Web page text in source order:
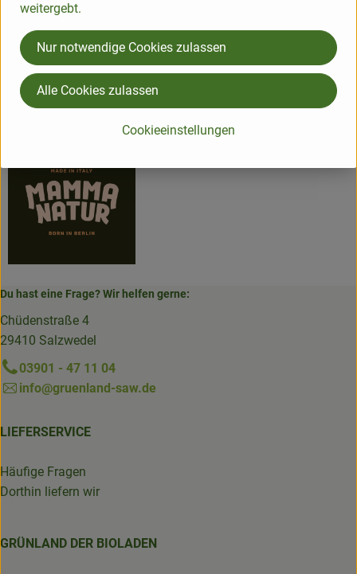
Herkunft
Hersteller: MCM
MAMMA NATUR
Du hast eine Frage? Wir helfen gerne:
Chüdenstraße 4
29410 Salzwedel
03901 - 47 11 04
info@gruenland-saw.de
LIEFERSERVICE
Häufige Fragen
Dorthin liefern wir
GRÜNLAND DER BIOLADEN
weitergebt.
Cookieeinstellungen
Nur notwendige Cookies zulassen
Alle Cookies zulassen